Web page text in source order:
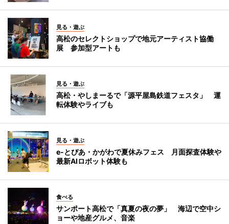
見る・遊ぶ
高松のセレクトショップで地元アーティスト協働
展 参加型アートも
見る・遊ぶ
高松・やしまーるで「源平屋島鉄道フェスタ」 運
転体験やライブも
見る・遊ぶ
e-とぴあ・かがわで夏休みフェス 月面探査体験や
最新AIロボット体験も
食べる
サンポート高松で「真夏の夜の夢」 海辺で空中シ
ョーや地産グルメ、音楽